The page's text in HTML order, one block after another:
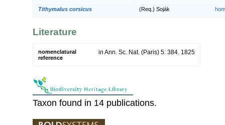
Tithymalus corsicus (Req.) Soják
Literature
nomenclatural
reference
in Ann. Sc. Nat. (Paris) 5: 384. 1825
Taxon found in 14 publications.